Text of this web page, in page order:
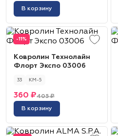
В корзину
-11%
Ковролин Технолайн
Флорт Экспо 03006
33 КМ-5
405 ₽
360 ₽
В корзину